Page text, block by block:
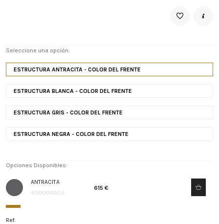
Seleccione una opción:
ESTRUCTURA ANTRACITA - COLOR DEL FRENTE
ESTRUCTURA BLANCA - COLOR DEL FRENTE
ESTRUCTURA GRIS - COLOR DEL FRENTE
ESTRUCTURA NEGRA - COLOR DEL FRENTE
Opciones Disponibles:
ANTRACITA
400000202
615 €
Ref.